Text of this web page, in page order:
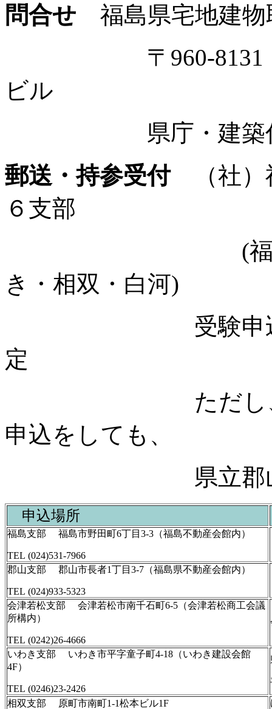
問合せ 福島県宅地建物
〒960-8131 福
ビル
県庁・建築住宅
郵送・持参受付（社）
６支部
(福島・郡山
き・相双・白河)
受験申込場所
定
ただし、登録
申込をしても、
県立郡山北工
申込場所
福島支部 福島市野田町6丁目3-3（福島不動産会館内）
TEL (024)531-7966
郡山支部 郡山市長者1丁目3-7（福島県不動産会館内）
TEL (024)933-5323
会津若松支部 会津若松市南千石町6-5（会津若松商工会議
所構内）
TEL (0242)26-4666
いわき支部 いわき市平字童子町4-18（いわき建設会館
4F）
TEL (0246)23-2426
相双支部 原町市南町1-1松本ビル1F